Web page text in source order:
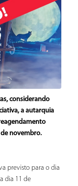
considerando
a autarquia
novembro.
previsto para o dia
dia 11 de